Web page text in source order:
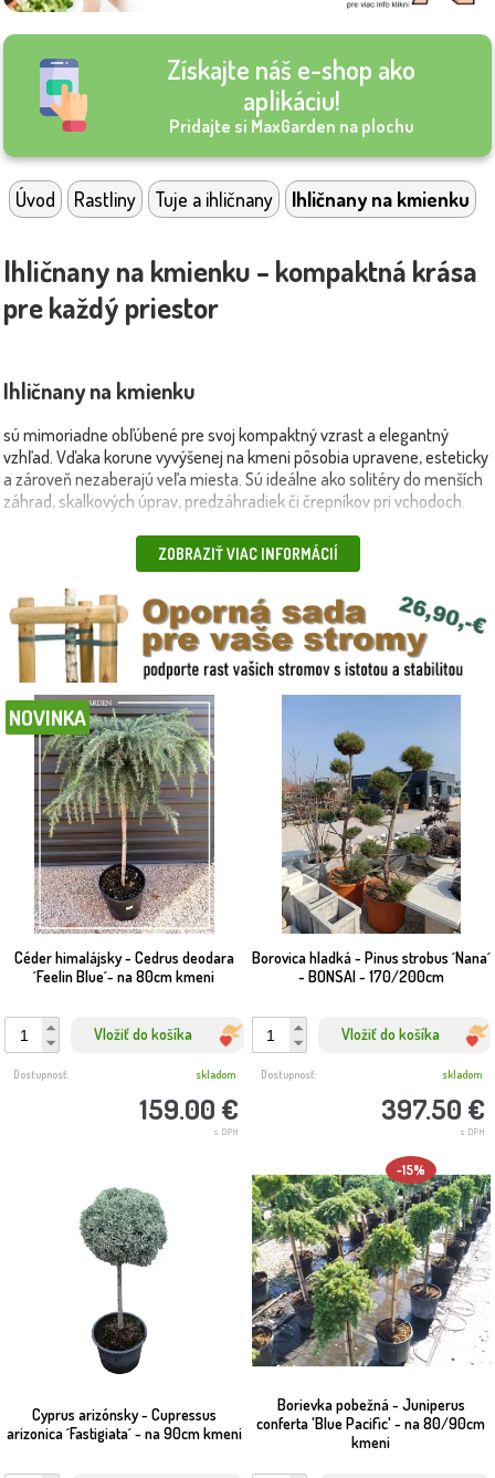
Získajte náš e-shop ako
aplikáciu!
Pridajte si MaxGarden na plochu
Úvod Rastliny Tuje a ihličnany Ihličnany na kmienku
Ihličnany na kmienku – kompaktná krása
pre každý priestor
Ihličnany na kmienku
sú mimoriadne obľúbené pre svoj kompaktný vzrast a elegantný
vzhľad. Vďaka korune vyvýšenej na kmeni pôsobia upravene, esteticky
a zároveň nezaberajú veľa miesta. Sú ideálne ako solitéry do menších
záhrad, skalkových úprav, predzáhradiek či črepníkov pri vchodoch.
🌲 Výhody kmienkových ihličnanov: atraktívny tvar a architektonický
efekt, vhodné do črepníkov aj do zeme, ľahká údržba a tvarovanie,
vďaka výške kmeňa nezakrývajú výhľad ani svetlo. 🎋 Obľúbené druhy
medzi kmienkovými ihličnanmi:borovica (Pinus)– s jemnými ihlicami a
vzdušnou korunou,
smrek (Picea)– guľovité alebo previsnuté tvary,tis
(Taxus)
– kompaktný a tvarovateľný, ideálny aj do tieňa,tuja (Thuja)
vždyzelená klasika s elegantným habitusom. ✨ Či už si vyberiete
prirodzený guľovitý tvar alebo bonsajovo formovanú korunu, ihličnany
na kmienku prinesú do vašej záhrady štýl a osobitý charakter – s
minimálnou údržbou a maximálnym efektom.
ZOBRAZIŤ VIAC INFORMÁCIÍ
Céder himalájsky - Cedrus deodara
´Feelin Blue´- na 80cm kmeni
NOVINKA
Vložiť do košíka
159.00 €
s DPH
Dostupnosť: skladom
Borovica hladká - Pinus strobus ´Nana´
- BONSAI - 170/200cm
Vložiť do košíka
397.50 €
s DPH
Dostupnosť: skladom
Cyprus arizónsky - Cupressus
arizonica ´Fastigiata´ - na 90cm kmeni
Borievka pobežná - Juniperus
conferta 'Blue Pacific' - na 80/90cm
kmeni
-15%